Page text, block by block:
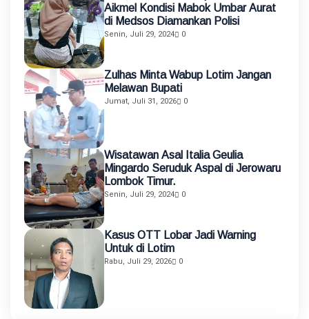
Aikmel Kondisi Mabok Umbar Aurat
di Medsos Diamankan Polisi
Senin, Juli 29, 2024 0
Zulhas Minta Wabup Lotim Jangan
Melawan Bupati
Jumat, Juli 31, 2026 0
Wisatawan Asal Italia Geulia
Mingardo Seruduk Aspal di Jerowaru
Lombok Timur.
Senin, Juli 29, 2024 0
Kasus OTT Lobar Jadi Warning
Untuk di Lotim
Rabu, Juli 29, 2026 0